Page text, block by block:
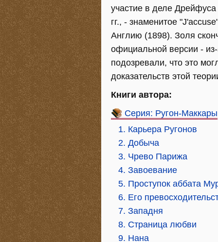
участие в деле
гг., - знаменитое
Англию (1898). Золя
официальной версии -
подозревали, что это
доказательств этой
Книги автора:
Серия: Ругон-Маккары
1. Карьера Ругонов
2. Добыча
3. Чрево Парижа
4. Завоевание
5. Проступок аббата
6. Его
7. Западня
8. Страница любви
9. Нана